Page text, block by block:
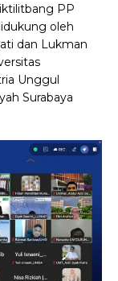
PP
oleh
dan Lukman
Unggul
Surabaya